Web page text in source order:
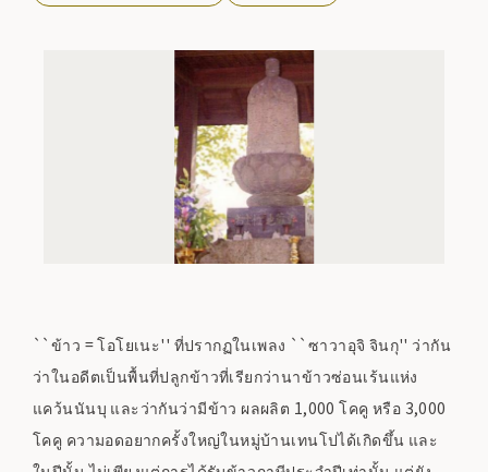
``ข้าว = โอโยเนะ'' ที่ปรากฏในเพลง ``ซาวาอุจิ จินกุ'' ว่ากัน
ว่าในอดีตเป็นพื้นที่ปลูกข้าวที่เรียกว่านาข้าวซ่อนเร้นแห่ง
แคว้นนันบุ และว่ากันว่ามีข้าว ผลผลิต 1,000 โคคู หรือ 3,000
โคคู ความอดอยากครั้งใหญ่ในหมู่บ้านเทนโปได้เกิดขึ้น และ